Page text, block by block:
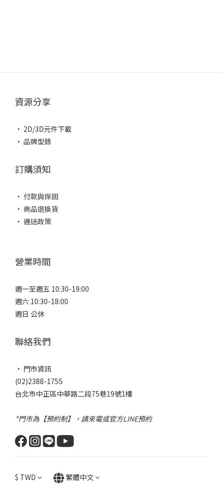
資源分享
• 2D/3D元件下載
• 品牌型錄
訂購須知
• 付款與保固
• 商品退換貨
• 運送政策
營業時間
週一至週五 10:30-19:00
週六 10:30-18:00
週日 公休
聯絡我們
• 門市資訊
(02)2388-1755
台北市中正區中華路二段75巷19號1樓
*門市為【預約制】，請來電或官方LINE預約
$ TWD 繁體中文